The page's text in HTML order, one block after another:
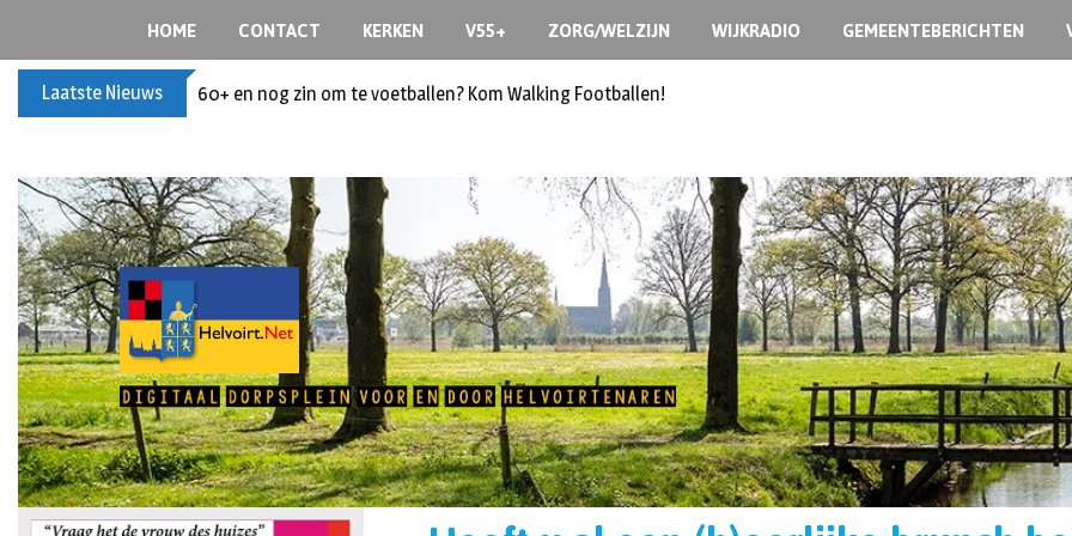
HOME CONTACT KERKEN V55+ ZORG/WELZIJN WIJKRADIO GEMEENTEBERICHTEN
Laatste Nieuws Buxusplanten in brand in Biezenmortel, vermoedelijk opzet